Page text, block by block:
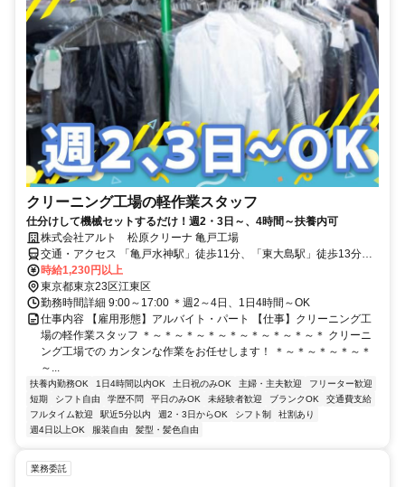
クリーニング工場の軽作業スタッフ
仕分けして機械セットするだけ！週2・3日～、4時間～扶養内可
株式会社アルト 松原クリーナ 亀戸工場
交通・アクセス 「亀戸水神駅」徒歩11分、「東大島駅」徒歩13分、
「大島駅」徒歩14分、「亀戸駅」徒歩20分、「平井駅」徒歩20分、
「東あずま駅」徒歩20分
時給1,230円以上
東京都東京23区江東区
勤務時間詳細 9:00～17:00 ＊週2～4日、1日4時間～OK
仕事内容 【雇用形態】アルバイト・パート 【仕事】クリーニング工
場の軽作業スタッフ ＊～＊～＊～＊～＊～＊～＊～＊～＊ クリーニ
ング工場での カンタンな作業をお任せします！ ＊～＊～＊～＊～＊
～...
扶養内勤務OK 1日4時間以内OK 土日祝のみOK 主婦・主夫歓迎
フリーター歓迎
短期
シフト自由 学歴不問 平日のみOK 未経験者歓迎 ブランクOK
交通費支給
フルタイム歓迎
駅近5分以内 週2・3日からOK シフト制
社割あり
週4日以上OK
服装自由 髪型・髪色自由
業務委託